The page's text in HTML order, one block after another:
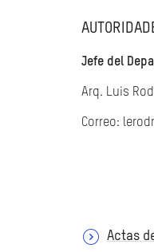
Jefe del
Arq. Luis
Correo:
Actas